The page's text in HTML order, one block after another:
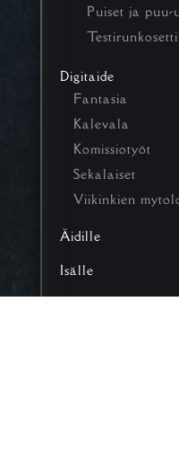
Puiset ja puu-
Testirunkosetti
Digitaide
Fantasia
Kalevala
Komissiotyöt
Sekalaiset
Viikinkien
Äidille
Isälle